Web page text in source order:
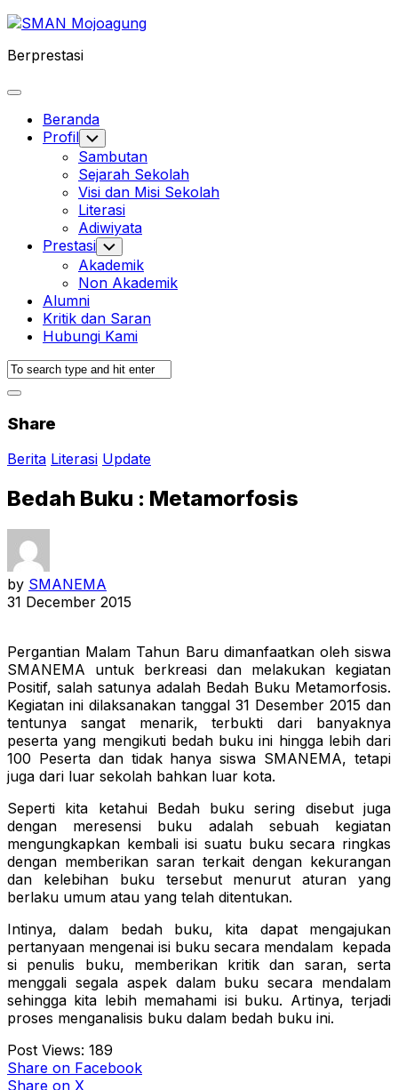
Skip
content
Berprestasi
Expand
Beranda
Profil Toggle
Child
Menu
Sambutan
Sejarah Sekolah
Visi dan Misi Sekolah
Current
Page
Parent
Literasi
Adiwiyata
Prestasi Toggle
Child
Menu
Akademik
Non Akademik
Alumni
Kritik dan Saran
Hubungi Kami
Share
Berita Literasi Update
Bedah Buku : Metamorfosis
by SMANEMA
31 December 2015
Pergantian Malam Tahun Baru dimanfaatkan oleh siswa
SMANEMA untuk berkreasi dan melakukan kegiatan
Positif, salah satunya adalah Bedah Buku Metamorfosis.
Kegiatan ini dilaksanakan tanggal 31 Desember 2015 dan
tentunya sangat menarik, terbukti dari banyaknya
peserta yang mengikuti bedah buku ini hingga lebih dari
100 Peserta dan tidak hanya siswa SMANEMA, tetapi
juga dari luar sekolah bahkan luar kota.
Seperti kita ketahui Bedah buku sering disebut juga
dengan meresensi buku adalah sebuah kegiatan
mengungkapkan kembali isi suatu buku secara ringkas
dengan memberikan saran terkait dengan kekurangan
dan kelebihan buku tersebut menurut aturan yang
berlaku umum atau yang telah ditentukan.
Intinya, dalam bedah buku, kita dapat mengajukan
pertanyaan mengenai isi buku secara mendalam kepada
si penulis buku, memberikan kritik dan saran, serta
menggali segala aspek dalam buku secara mendalam
sehingga kita lebih memahami isi buku. Artinya, terjadi
proses menganalisis buku dalam bedah buku ini.
Post Views: 189
Share on Facebook
Share on X